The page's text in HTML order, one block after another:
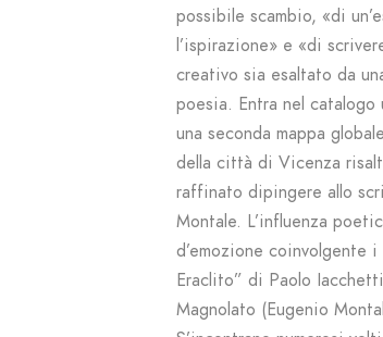
possibile scambio, «di
l’ispirazione» e «di
creativo sia esaltato da
poesia. Entra nel
una seconda mappa
della città di Vicenza
raffinato dipingere allo
Montale. L’influenza
d’emozione coinvolgente
Eraclito” di Paolo
Magnolato (Eugenio